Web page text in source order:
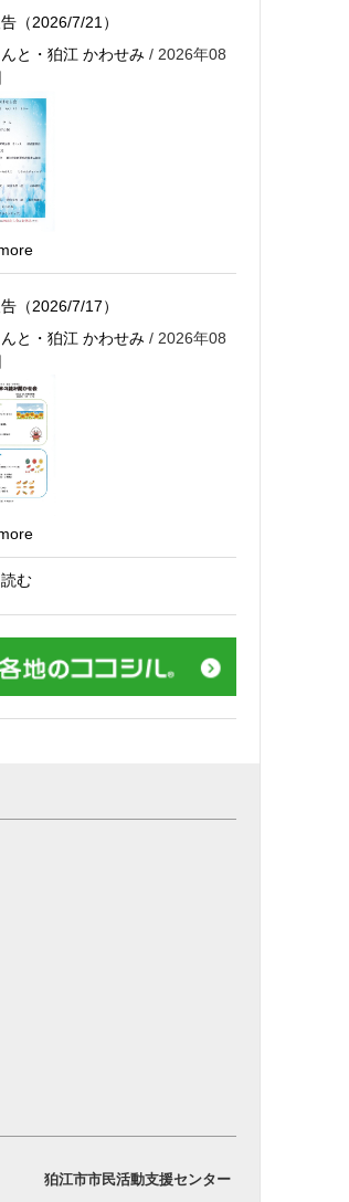
（2026/7/21）
んと・狛江 かわせみ / 2026年08
（2026/7/17）
んと・狛江 かわせみ / 2026年08
む
狛江市市民活動支援センター